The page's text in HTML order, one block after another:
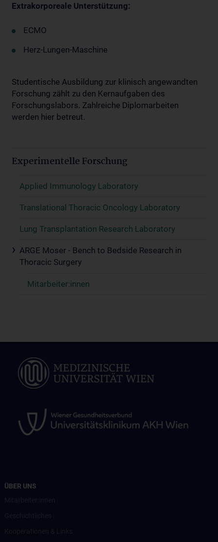
Extrakorporeale Unterstützung:
ECMO
Herz-Lungen-Maschine
Studentische Ausbildung zur klinisch angewandten
Forschung zählt zu den Kernaufgaben des
Forschungslabors. Zahlreiche Diplomarbeiten
werden hier betreut.
Experimentelle Forschung
Applied Immunology Laboratory
Translational Thoracic Oncology Laboratory
Lung Transplantation Research Laboratory
ARGE Moser - Bench to Bedside Research in
Thoracic Surgery
Mitarbeiter:innen
ÜBER UNS